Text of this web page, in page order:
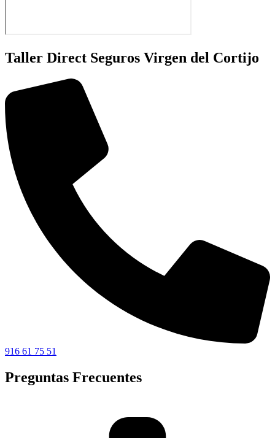
Taller Direct Seguros Virgen del Cortijo
916 61 75 51
Preguntas Frecuentes